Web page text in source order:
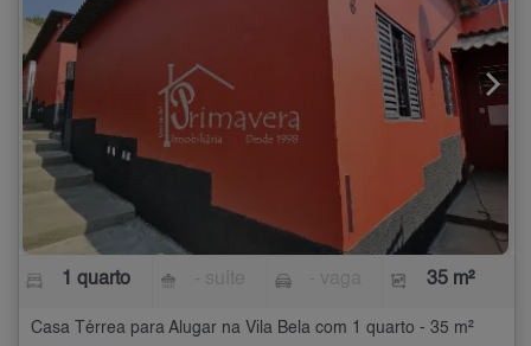
1 quarto 35 m²
Casa Térrea para Alugar na Vila Bela com 1 quarto - 35 m²